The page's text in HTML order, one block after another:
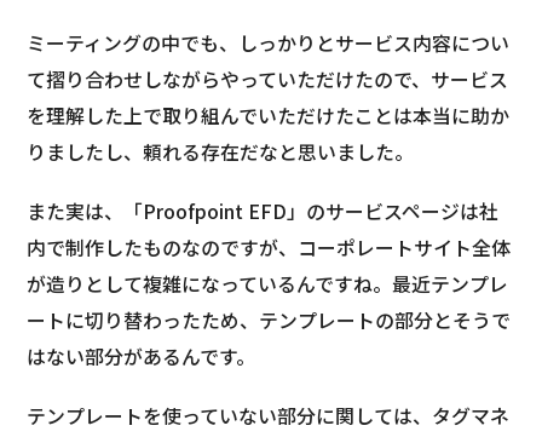
ミーティングの中でも、しっかりとサービス内容につい
て摺り合わせしながらやっていただけたので、サービス
を理解した上で取り組んでいただけたことは本当に助か
りましたし、頼れる存在だなと思いました。
また実は、「Proofpoint EFD」のサービスページは社
内で制作したものなのですが、コーポレートサイト全体
が造りとして複雑になっているんですね。最近テンプレ
ートに切り替わったため、テンプレートの部分とそうで
はない部分があるんです。
テンプレートを使っていない部分に関しては、タグマネ